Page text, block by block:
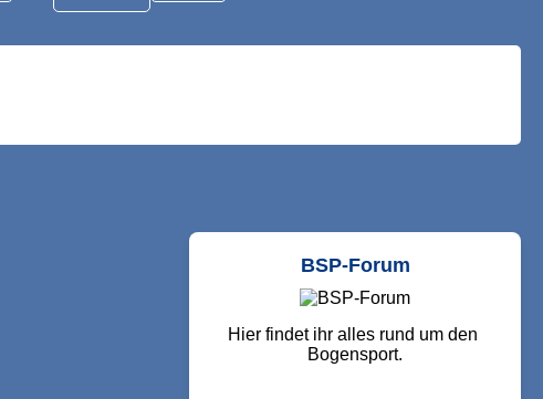
BSP-Forum
Hier findet ihr alles rund um den
Bogensport.